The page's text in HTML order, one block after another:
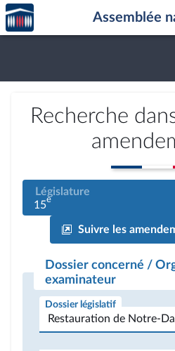
Aller au contenu
Aller en bas de la page
Accèder
à la
page
Assemblée
Recherche
Législature
15e
Suivre les
Dossier concerné /
examinateur
Dossier législatif